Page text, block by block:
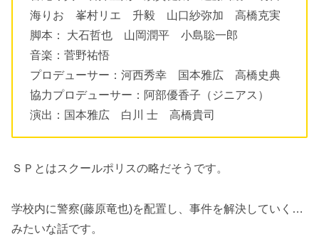
海りお 峯村リエ 升毅 山口紗弥加 高橋克実
脚本： 大石哲也 山岡潤平 小島聡一郎
音楽：菅野祐悟
プロデューサー：河西秀幸 国本雅広 高橋史典
協力プロデューサー：阿部優香子（ジニアス）
演出：国本雅広 白川 士 高橋貴司
ＳＰとはスクールポリスの略だそうです。
学校内に警察(藤原竜也)を配置し、事件を解決していく…
みたいな話です。